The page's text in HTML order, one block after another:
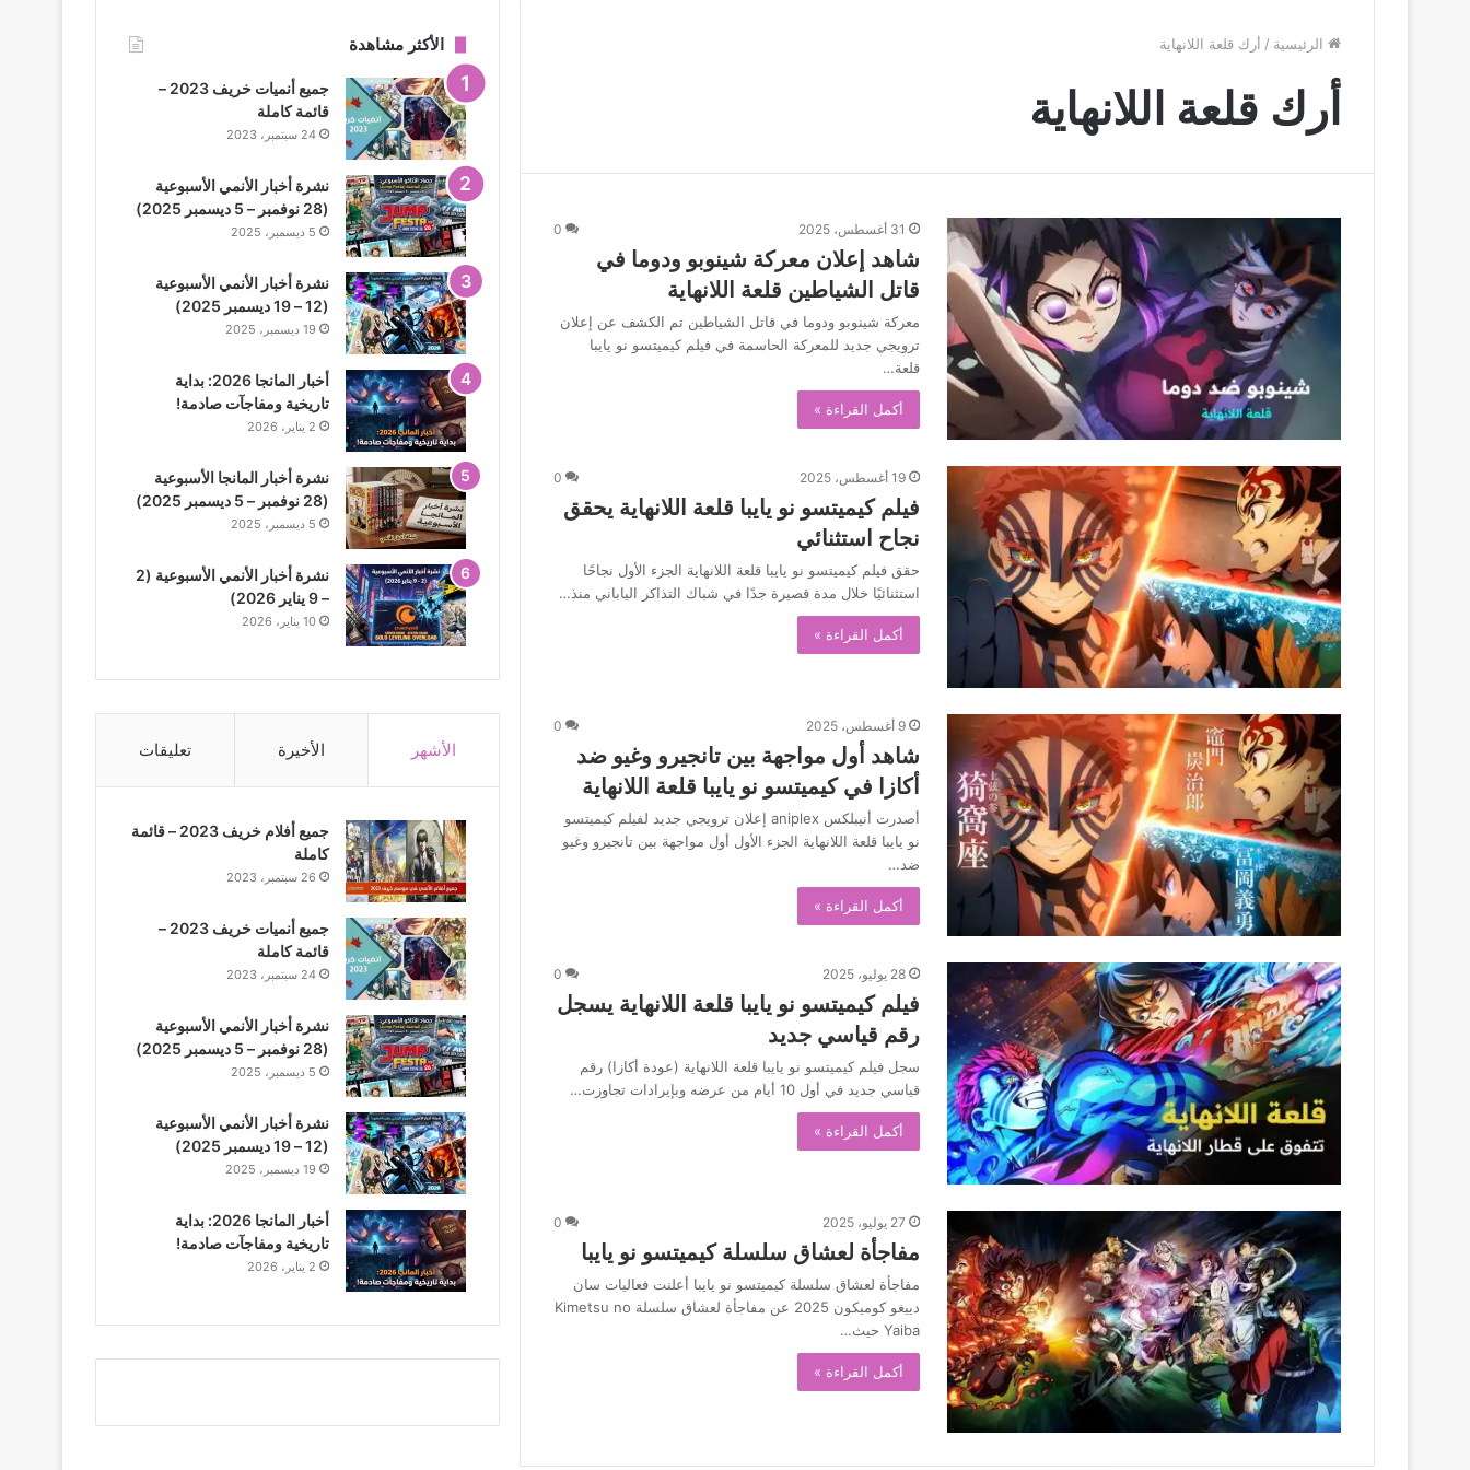
الرئيسية / أرك قلعة اللانهاية
أرك قلعة اللانهاية
31 أغسطس، 2025 0
شاهد إعلان معركة شينوبو ودوما في
قاتل الشياطين قلعة اللانهاية
معركة شينوبو ودوما في قاتل الشياطين تم الكشف عن إعلان
ترويجي جديد للمعركة الحاسمة في فيلم كيميتسو نو يايبا
قلعة…
أكمل القراءة »
19 أغسطس، 2025 0
فيلم كيميتسو نو يايبا قلعة اللانهاية يحقق
نجاح استثنائي
حقق فيلم كيميتسو نو يايبا قلعة اللانهاية الجزء الأول نجاحًا
استثنائيًا خلال مدة قصيرة جدًا في شباك التذاكر الياباني منذ…
أكمل القراءة »
9 أغسطس، 2025 0
شاهد أول مواجهة بين تانجيرو وغيو ضد
أكازا في كيميتسو نو يايبا قلعة اللانهاية
أصدرت أنيبلكس aniplex إعلان ترويجي جديد لفيلم كيميتسو
نو يايبا قلعة اللانهاية الجزء الأول أول مواجهة بين تانجيرو وغيو
ضد…
أكمل القراءة »
28 يوليو، 2025 0
فيلم كيميتسو نو يايبا قلعة اللانهاية يسجل
رقم قياسي جديد
سجل فيلم كيميتسو نو يايبا قلعة اللانهاية (عودة أكازا) رقم
قياسي جديد في أول 10 أيام من عرضه وبإيرادات تجاوزت…
أكمل القراءة »
27 يوليو، 2025 0
مفاجأة لعشاق سلسلة كيميتسو نو يايبا
مفاجأة لعشاق سلسلة كيميتسو نو يايبا أعلنت فعاليات سان
دييغو كوميكون 2025 عن مفاجأة لعشاق سلسلة Kimetsu no
Yaiba حيث…
أكمل القراءة »
الأكثر مشاهدة
جميع أنميات خريف 2023 –
قائمة كاملة
24 سبتمبر، 2023
نشرة أخبار الأنمي الأسبوعية
(28 نوفمبر – 5 ديسمبر 2025)
5 ديسمبر، 2025
نشرة أخبار الأنمي الأسبوعية
(12 – 19 ديسمبر 2025)
19 ديسمبر، 2025
أخبار المانجا 2026: بداية
تاريخية ومفاجآت صادمة!
2 يناير، 2026
نشرة أخبار المانجا الأسبوعية
(28 نوفمبر – 5 ديسمبر 2025)
5 ديسمبر، 2025
نشرة أخبار الأنمي الأسبوعية (2
– 9 يناير 2026)
10 يناير، 2026
الأشهر الأخيرة تعليقات
جميع أفلام خريف 2023 – قائمة
كاملة
26 سبتمبر، 2023
جميع أنميات خريف 2023 –
قائمة كاملة
24 سبتمبر، 2023
نشرة أخبار الأنمي الأسبوعية
(28 نوفمبر – 5 ديسمبر 2025)
5 ديسمبر، 2025
نشرة أخبار الأنمي الأسبوعية
(12 – 19 ديسمبر 2025)
19 ديسمبر، 2025
أخبار المانجا 2026: بداية
تاريخية ومفاجآت صادمة!
2 يناير، 2026